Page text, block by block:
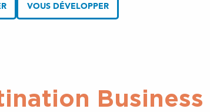
VOUS DÉVELOPPER
Business